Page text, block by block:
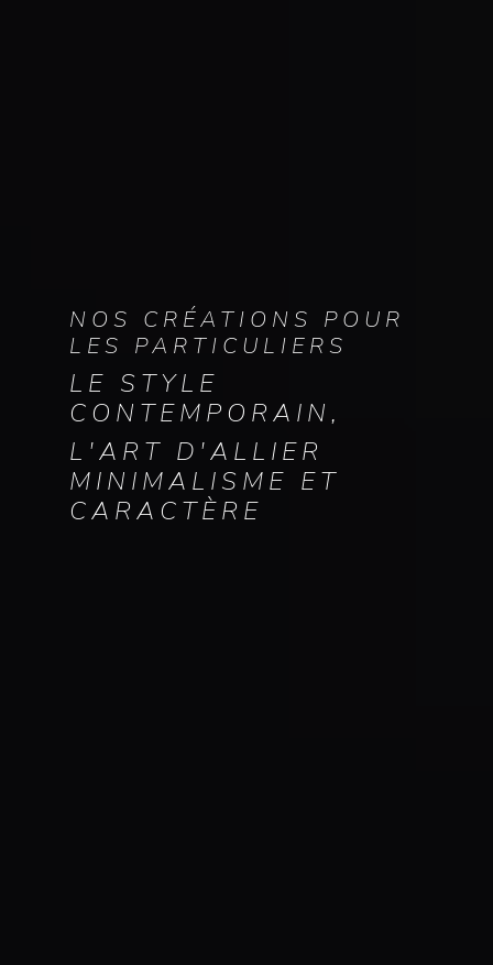
NOS CRÉATIONS POUR
LES PARTICULIERS
LE STYLE
CONTEMPORAIN,
L'ART D'ALLIER
MINIMALISME ET
CARACTÈRE